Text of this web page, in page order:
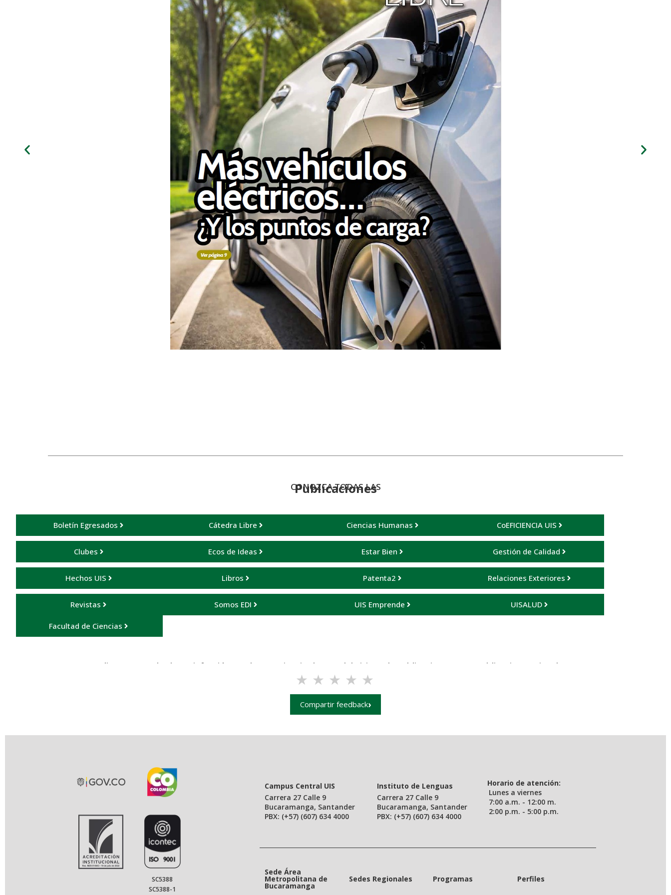
CONOZCA TODAS LAS
Publicaciones
Boletín Egresados Cátedra Libre Ciencias Humanas CoEFICIENCIA UIS
Clubes Ecos de Ideas Estar Bien Gestión de Calidad
Hechos UIS Libros Patenta2 Relaciones Exteriores
Revistas
Facultad de Ciencias
Somos EDI UIS Emprende UISALUD
Indique su grado de satisfacción con la experiencia de uso del sitio web Publicaciones UIS (publicaciones.uis.edu.co)